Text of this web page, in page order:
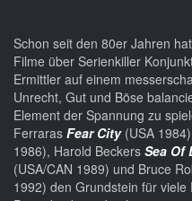
Schon seit den 80er Jahren
Filme über Serienkiller
Ermittler auf einem
Unrecht, Gut und Böse
Element der Spannung zu
Ferraras Fear City(USA
1986), Harold Beckers Sea Of
(USA/CAN 1989) und Bruce
1992) den Grundstein für